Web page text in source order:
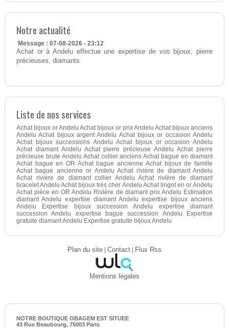
Notre actualité
Message : 07-08-2026 - 23:12
Achat or à Andelu effectue une expertise de vos bijoux, pierre
précieuses, diamants
Liste de nos services
Achat bijoux or Andelu Achat bijoux or prix Andelu Achat bijoux anciens
Andelu Achat bijoux argent Andelu Achat bijoux or occasion Andelu
Achat bijoux successions Andelu Achat bijoux or occasion Andelu
Achat diamant Andelu Achat pierre précieuse Andelu Achat pierre
précieuse brute Andelu Achat collier anciens Achat bague en diamant
Achat bague en OR Achat bague ancienne Achat bijoux de famille
Achat bague ancienne or Andelu Achat rivière de diamant Andelu
Achat rivière de diamant collier Andelu Achat rivière de diamant
bracelet Andelu Achat bijoux très cher Andelu Achat lingot en or Andelu
Achat pièce en OR Andelu Rivière de diamant prix Andelu Estimation
diamant Andelu expertise diamant Andelu expertise bijoux anciens
Andelu Expertise bijoux succession Andelu expertise diamant
succession Andelu expertise bague succession Andelu Expertise
gratuite diamant Andelu Expertise gratuite bijoux Andelu
Plan du site| Contact| Flux Rss
Mentions légales
NOTRE BOUTIQUE OBAGEM EST SITUEE
43 Rue Beaubourg, 75003 Paris